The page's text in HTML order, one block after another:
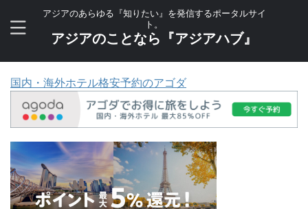
アジアのあらゆる『知りたい』を発信するポータルサイ
ト。
アジアのことなら『アジアハブ』
国内・海外ホテル格安予約のアゴダ